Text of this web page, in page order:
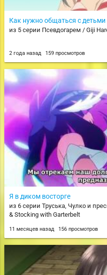
Как нужно общаться с детьми
из 5 серии Псевдогарем / Giji
2 года назад 159 просмотров
Я в диком восторге
из 6 серии Труська, Чулко и
& Stocking with Garterbelt
11 месяцев назад 156 просмотров